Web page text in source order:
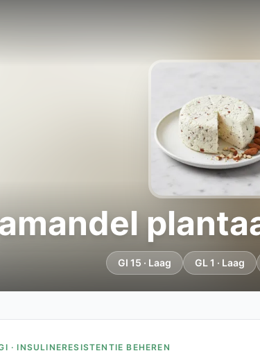
GI 15 · Laag GL 1 · Laag
· INSULINERESISTENTIE BEHEREN